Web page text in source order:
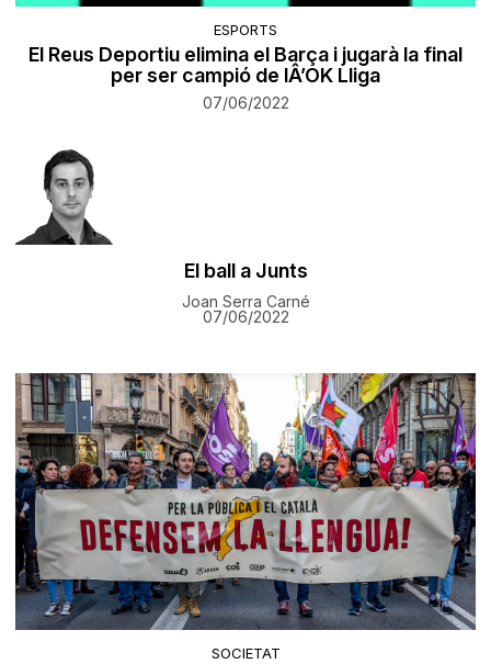
ESPORTS
El Reus Deportiu elimina el Barça i jugarà la final
per ser campió de lÂ’OK Lliga
07/06/2022
El ball a Junts
Joan Serra Carné
07/06/2022
SOCIETAT